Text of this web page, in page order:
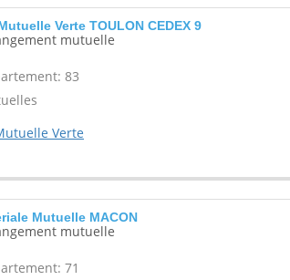
Verte TOULON CEDEX 9
mutuelle
83
Verte
Mutuelle MACON
mutuelle
71